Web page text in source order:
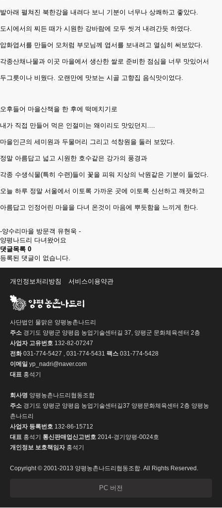
발아래 펼쳐진 북한강을 내려다 보니 기분이 너무나 상쾌하고 좋았다.
도시에서의 찌든 때가 시원한 강바람에 모두 씻겨 내려간듯 하였다.
압화엽서를 만들어 모처럼 부모님께 엽서를 보내려고 열심히 써보았다.
각종산채나물과 이곳 마을에서 생산한 쌀로 준비한 점심을 너무 맛있어서
두그릇이나 비웠다. 오랜만에 맛보는 시골 고향집 음식맛이었다.
오후들어 마을산책을 한 후에 떡메치기로
내가 직접 만들어 먹은 인절미는 왜이리도 맛있던지....
마을인근의 세미원과 두물머리 그리고 석창원을 둘러 보았다.
정말 아름답고 넓고 시원한 호수같은 강가의 풍경과
각종 수생식물(특히 수련)들이 꽃을 피워 지상의 낙원같은 기분이 들었다.
오늘 하루 정말 서울에서 이토록 가까운 곳에 이토록 신선하고 깨끗하고
아름답고 인정어린 마을을 다녀 온것이 마음에 뿌듯함을 느끼게 한다.
-양수리마을 방문객 유현욱 -
양평나드리 다녀왔어요
댓글목록 0
등록된 댓글이 없습니다.
개인정보처리방침 서비스이용약관
사단법인 물맑은 양평농촌나드리
주소 경기도 양평군 양평읍 농업기술센터길 37, 양평군 문화체육센터 2층
사업자 고유번호 132-82-07247
전화031-774-5427 , 031-774-5431 팩스 031-774-5428
이메일 yp_nadri@naver.com
대표 홍석기
회사명 양평농촌나드리협동조합
주소 경기도 양평군 양평읍 농업기술센터길37 양평문화체육센터 2층 양평농
촌나드리
사업자 등록번호 132-86-15712
대표 홍석기 통신판매업신고번호 2014-경기양평-0024호
개인정보 보호책임자홍석기
Copyright © 2001-2013 양평농촌나드리협동조합. All Rights Reserved.
PC 버전